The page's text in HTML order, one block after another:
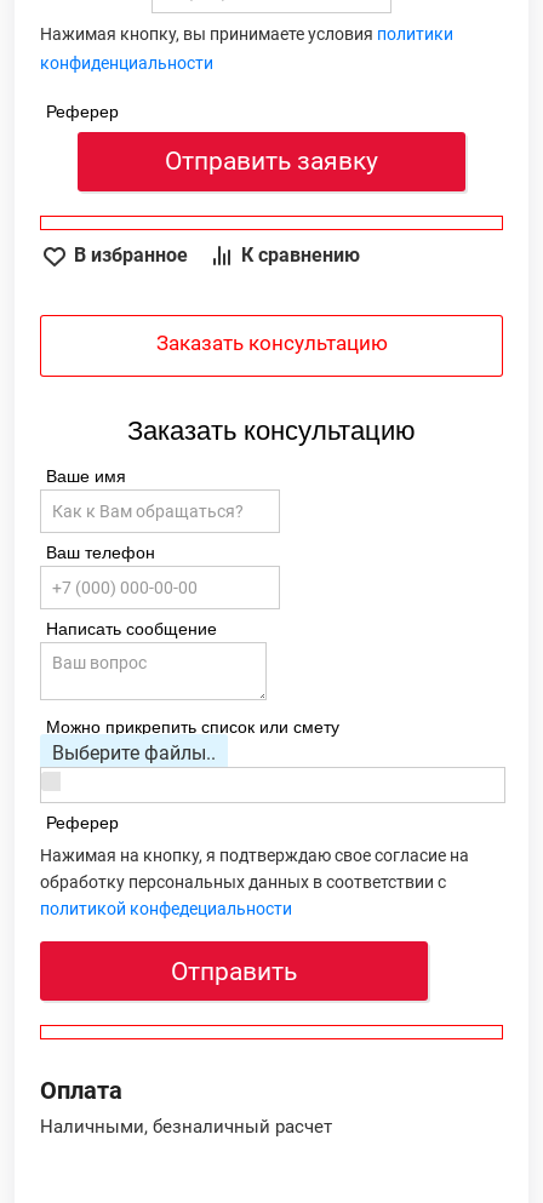
Нажимая кнопку, вы принимаете условия политики
конфиденциальности
Реферер
Отправить заявку
В избранное К сравнению
Заказать консультацию
Заказать консультацию
Ваше имя
Ваш телефон
Написать сообщение
Можно прикрепить список или смету
Выберите файлы..
Реферер
Нажимая на кнопку, я подтверждаю свое согласие на
обработку персональных данных в соответствии с
политикой конфедециальности
Отправить
Оплата
Наличными, безналичный расчет